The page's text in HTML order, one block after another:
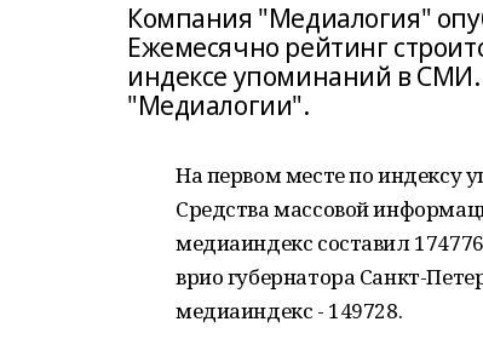
Компания "Медиалогия"
Ежемесячно рейтинг
индексе упоминаний в
"Медиалогии".
На первом месте по индексу
Средства массовой
медиаиндекс составил
врио губернатора Санкт-
медиаиндекс - 149728.